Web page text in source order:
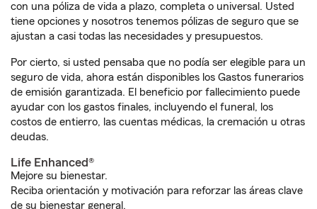
con una póliza de vida a plazo, completa o universal. Usted
tiene opciones y nosotros tenemos pólizas de seguro que se
ajustan a casi todas las necesidades y presupuestos.
Por cierto, si usted pensaba que no podía ser elegible para un
seguro de vida, ahora están disponibles los Gastos funerarios
de emisión garantizada. El beneficio por fallecimiento puede
ayudar con los gastos finales, incluyendo el funeral, los
costos de entierro, las cuentas médicas, la cremación u otras
deudas.
Life Enhanced®
Mejore su bienestar.
Reciba orientación y motivación para reforzar las áreas clave
de su bienestar general.